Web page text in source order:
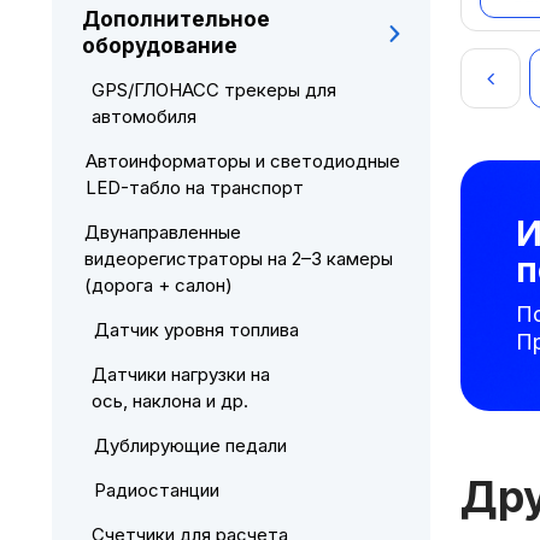
по
Дополнительное
оборудование
GPS/ГЛОНАСС трекеры для
автомобиля
Автоинформаторы и светодиодные
LED-табло на транспорт
Двунаправленные
видеорегистраторы на 2–3 камеры
(дорога + салон)
Датчик уровня топлива
Датчики нагрузки на
ось, наклона и др.
Дублирующие педали
Радиостанции
Счетчики для расчета